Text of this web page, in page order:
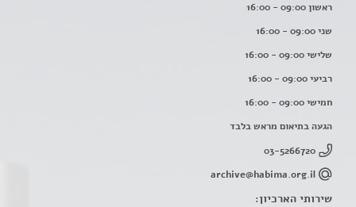
ראשון 09:00 - 16:00
שני 09:00 - 16:00
שלישי 09:00 - 16:00
רביעי 09:00 - 16:00
חמישי 09:00 - 16:00
הגעה בתיאום מראש בלבד
03-5266720
archive@habima.org.il
שירותי הארכיון: